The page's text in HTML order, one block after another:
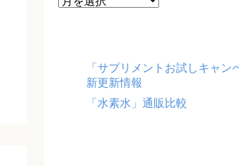
「サプリメントお試しキャン
新更新情報
「水素水」通販比較